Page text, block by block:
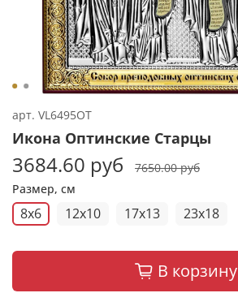
арт. VL6495OT
Икона Оптинские Старцы
3684.60 руб
7650.00 руб
Размер, см
8x6 12x10 17x13 23x18
В корзину